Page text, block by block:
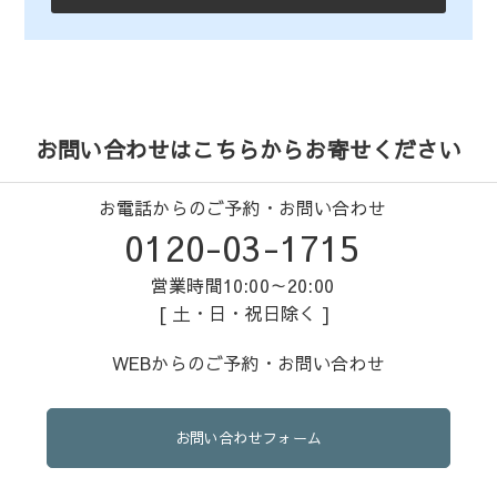
お問い合わせはこちらからお寄せください
お電話からのご予約・お問い合わせ
0120-03-1715
営業時間10:00～20:00
[ 土・日・祝日除く ]
WEBからのご予約・お問い合わせ
お問い合わせフォーム